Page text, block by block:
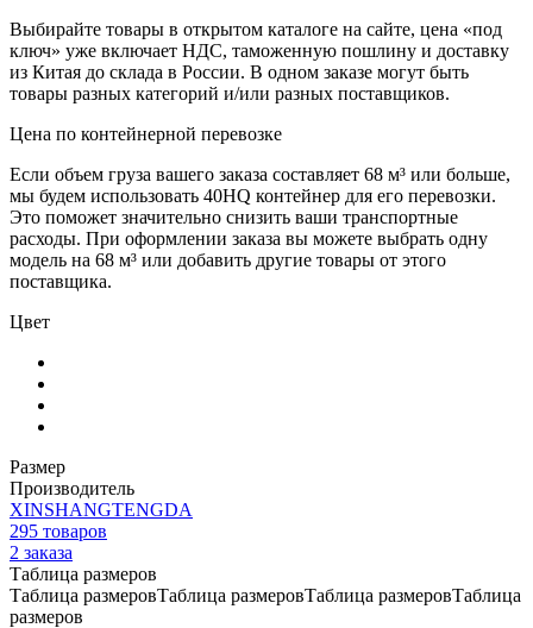
Выбирайте товары в открытом каталоге на сайте, цена «под
ключ» уже включает НДС, таможенную пошлину и доставку
из Китая до склада в России. В одном заказе могут быть
товары разных категорий и/или разных поставщиков.
Цена по контейнерной перевозке
Если объем груза вашего заказа составляет 68 м³ или больше,
мы будем использовать 40HQ контейнер для его перевозки.
Это поможет значительно снизить ваши транспортные
расходы. При оформлении заказа вы можете выбрать одну
модель на 68 м³ или добавить другие товары от этого
поставщика.
Цвет
Размер
Производитель
XINSHANGTENGDA
295 товаров
2 заказа
Таблица размеров
Таблица размеровТаблица размеровТаблица размеровТаблица
размеров